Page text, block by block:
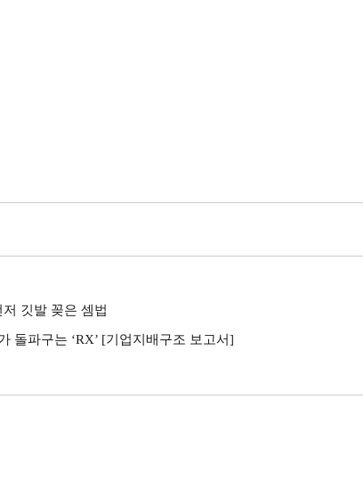
저 깃발 꽂은 셈법
돌파구는 ‘RX’ [기업지배구조 보고서]